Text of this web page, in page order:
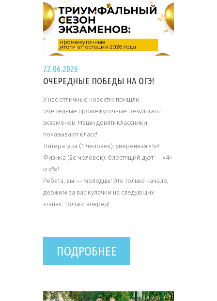
22.06.2026
ОЧЕРЕДНЫЕ ПОБЕДЫ НА ОГЭ!
У нас отличные новости: пришли
очередные промежуточные результаты
экзаменов. Наши девятиклассники
показывают класс!
Литература (1 человек): уверенная «5»!
Физика (2е человек): блестящий дуэт — «4»
и «5»!
Ребята, вы — молодцы! Это только начало,
держим за вас кулачки на следующих
этапах. Только вперед!
ПОДРОБНЕЕ